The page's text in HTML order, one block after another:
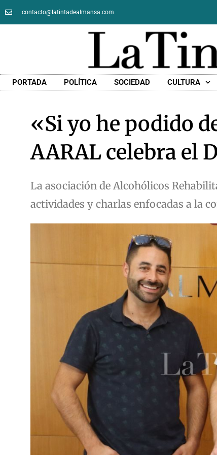
contacto@latintadealmansa.com
PORTADA POLÍTICA SOCIEDAD CULTURA
«Si yo he podido
AARAL celebra el
La asociación de Alcohólicos
actividades y charlas enfocadas a la